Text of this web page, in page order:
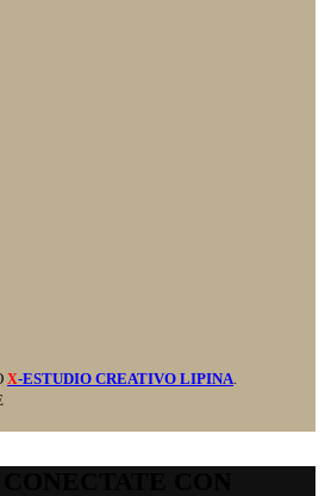
X-ESTUDIO CREATIVO LIPINA